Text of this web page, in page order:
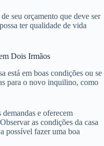
seu orçamento que deve ser
ter qualidade de vida
Dois Irmãos
está em boas condições ou se
para o novo inquilino, como
e oferecem
as condições da casa
possível fazer uma boa